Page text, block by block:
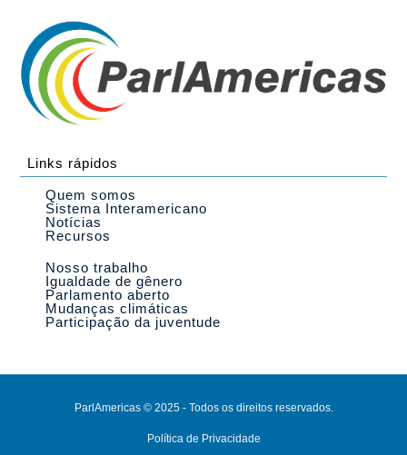
Links rápidos
Quem somos
Sistema Interamericano
Notícias
Recursos
Nosso trabalho
Igualdade de gênero
Parlamento aberto
Mudanças climáticas
Participação da juventude
ParlAmericas © 2025 - Todos os direitos reservados.
Política de Privacidade